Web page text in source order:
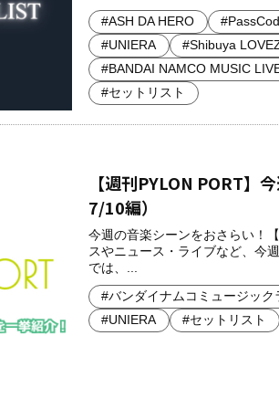
#ASH DA HERO
#UNIERA
#Shibuya
#BANDAI NAMCO MUSIC
#セットリスト
【週刊PYLON PORT】
7/10編）
今週の音楽シーンをおさらい！
スやニュース・ライブなど、今
では、...
#バンダイナムコミュージック
#UNIERA
#セットリスト